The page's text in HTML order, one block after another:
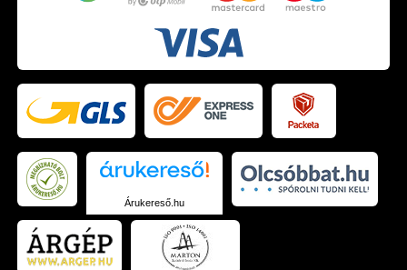
Árukereső.hu